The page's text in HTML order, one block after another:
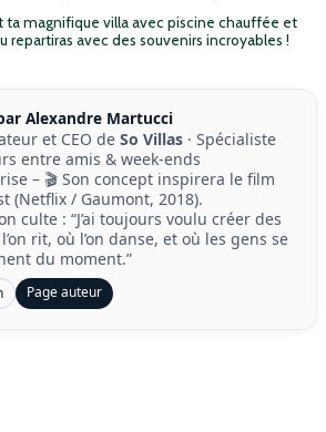
ta magnifique villa avec piscine chauffée et
repartiras avec des souvenirs incroyables !
Alexandre Martucci
et CEO de So Villas · Spécialiste
entre amis & week-ends
– 🎬 Son concept inspirera le film
(Netflix / Gaumont, 2018).
culte : “J’ai toujours voulu créer des
rit, où l’on danse, et où les gens se
du moment.”
Page auteur